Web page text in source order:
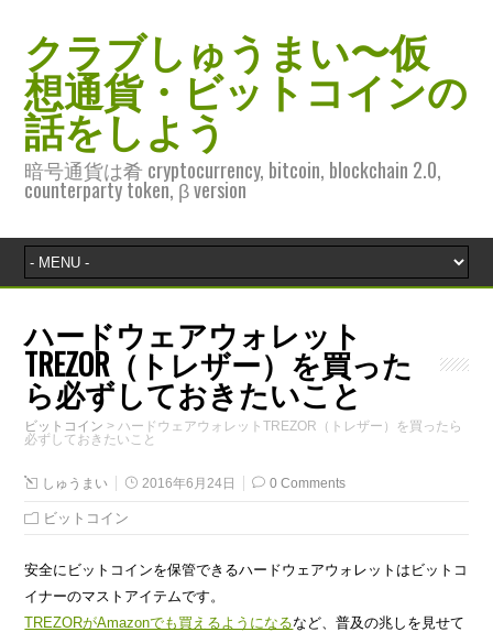
クラブしゅうまい〜仮
想通貨・ビットコインの
話をしよう
暗号通貨は肴 cryptocurrency, bitcoin, blockchain 2.0,
counterparty token, β version
ハードウェアウォレット
TREZOR（トレザー）を買った
ら必ずしておきたいこと
ビットコイン >ハードウェアウォレットTREZOR（トレザー）を買ったら
必ずしておきたいこと
しゅうまい 2016年6月24日 0 Comments
ビットコイン
安全にビットコインを保管できるハードウェアウォレットはビットコ
イナーのマストアイテムです。
TREZORがAmazonでも買えるようになるなど、普及の兆しを見せて